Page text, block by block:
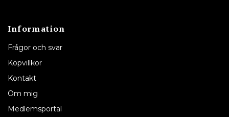
Information
Frågor och svar
Köpvillkor
Kontakt
Om mig
Medlemsportal